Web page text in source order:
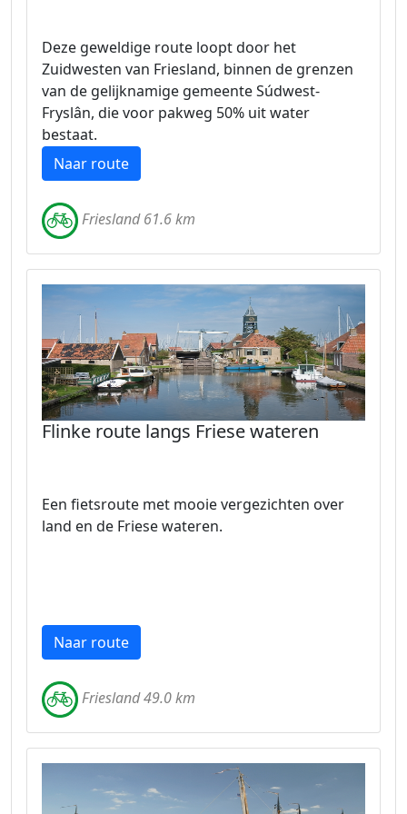
Deze geweldige route loopt door het
Zuidwesten van Friesland, binnen de grenzen
van de gelijknamige gemeente Súdwest-
Fryslân, die voor pakweg 50% uit water
bestaat.
Naar route
Friesland 61.6 km
Flinke route langs Friese wateren
Een fietsroute met mooie vergezichten over
land en de Friese wateren.
Naar route
Friesland 49.0 km